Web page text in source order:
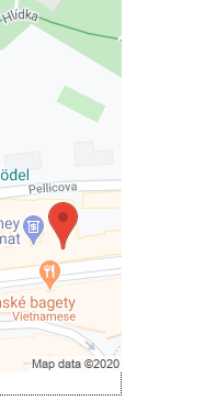
s druhem